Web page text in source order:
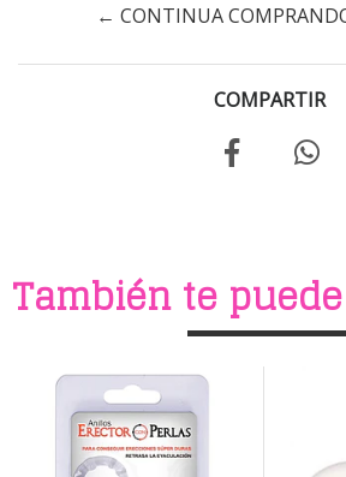
← CONTINUA
COMPARTIR
También te